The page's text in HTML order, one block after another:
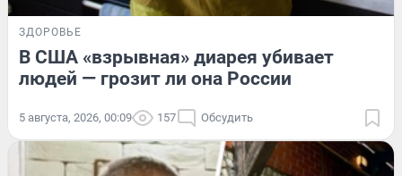
ЗДОРОВЬЕ
В США «взрывная» диарея убивает
людей — грозит ли она России
5 августа, 2026, 00:09 157 Обсудить